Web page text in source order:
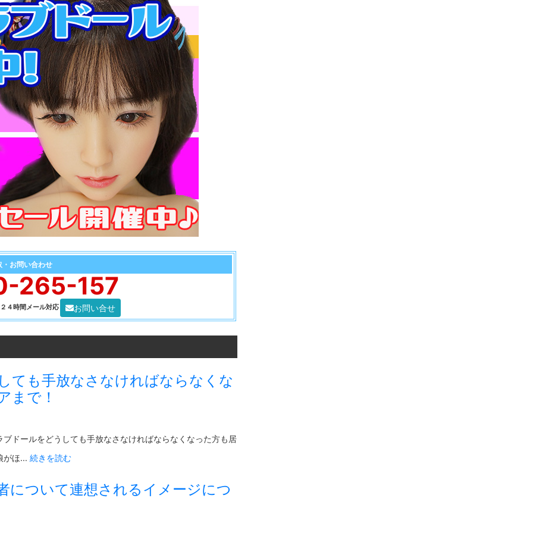
・お問い合わせ
265-157
時間メール対応 お問い合せ
ても手放なさなければならなくな
まで！
ドールをどうしても手放なさなければならなくなった方も居
がほ... 続きを読む
について連想されるイメージにつ